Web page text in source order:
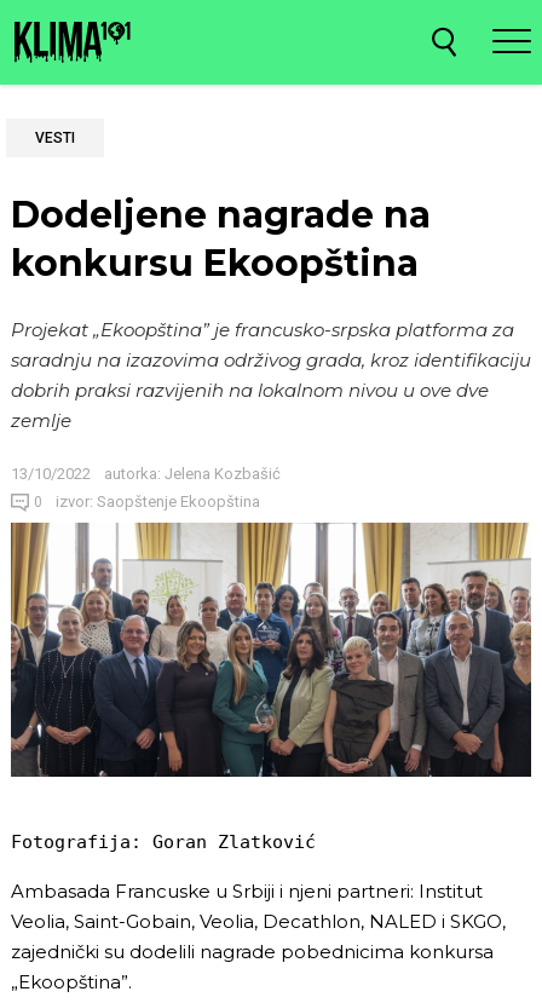
VESTI
Dodeljene nagrade na
konkursu Ekoopština
Projekat „Ekoopština” je francusko-srpska platforma za
saradnju na izazovima održivog grada, kroz identifikaciju
dobrih praksi razvijenih na lokalnom nivou u ove dve
zemlje
13/10/2022 autorka: Jelena Kozbašić
0 izvor: Saopštenje Ekoopština
Fotografija: Goran Zlatković
Ambasada Francuske u Srbiji i njeni partneri: Institut
Veolia, Saint-Gobain, Veolia, Decathlon, NALED i SKGO,
zajednički su dodelili nagrade pobednicima konkursa
„Ekoopština”.